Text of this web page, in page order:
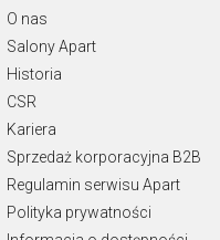
O nas
Salony Apart
Historia
CSR
Kariera
Sprzedaż korporacyjna B2B
Regulamin serwisu Apart
Polityka prywatności